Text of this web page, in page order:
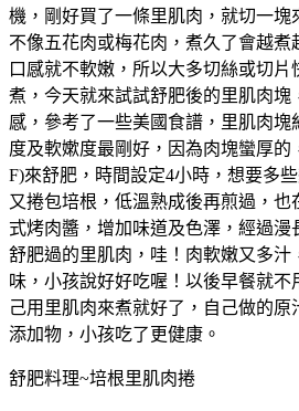
機，剛好買了一條里肌肉，就切一塊
不像五花肉或梅花肉，煮久了會越
口感就不軟嫩，所以大多切絲或切
煮，今天就來試試舒肥後的里肌肉塊
感，參考了一些美國食譜，里肌肉塊
度及軟嫰度最剛好，因為肉塊蠻厚的
F)來舒肥，時間設定4小時，想要多
又捲包培根，低溫熟成後再煎過，
式烤肉醬，增加味道及色澤，經過漫
舒肥過的里肌肉，哇！肉軟嫩又多汁
味，小孩說好好吃喔！以後早餐就不
己用里肌肉來煮就好了，自己做的原
添加物，小孩吃了更健康。
舒肥料理~培根里肌肉捲